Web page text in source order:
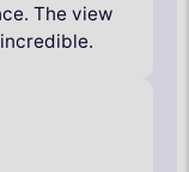
The view